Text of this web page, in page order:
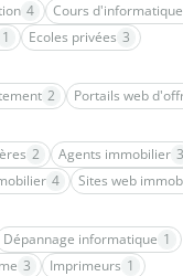
4 Cours d'informatique
1 Ecoles privées 3
2 Portails web
2 Agents immobilier 3
4 Sites web
Dépannage informatique 1
3 Imprimeurs 1